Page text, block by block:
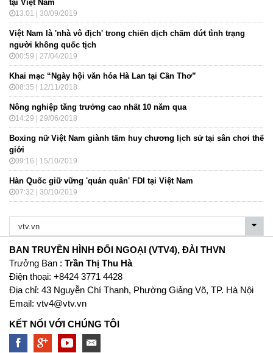
tại Việt Nam
13:01 | 30/09/2019
Việt Nam là 'nhà vô địch' trong chiến dịch chấm dứt tình trạng
người không quốc tịch
00:59 | 27/04/2019
Khai mạc “Ngày hội văn hóa Hà Lan tại Cần Thơ”
08:35 | 12/11/2018
Nông nghiệp tăng trưởng cao nhất 10 năm qua
14:29 | 29/06/2018
Boxing nữ Việt Nam giành tấm huy chương lịch sử tại sân chơi thế
giới
09:16 | 15/10/2019
Hàn Quốc giữ vững 'quán quân' FDI tại Việt Nam
07:32 | 30/10/2019
BAN TRUYỀN HÌNH ĐỐI NGOẠI (VTV4), ĐÀI THVN
Trưởng Ban : Trần Thị Thu Hà
Ðiện thoại: +8424 3771 4428
Địa chỉ: 43 Nguyễn Chí Thanh, Phường Giảng Võ, TP. Hà Nội
Email: vtv4@vtv.vn
KẾT NỐI VỚI CHÚNG TÔI